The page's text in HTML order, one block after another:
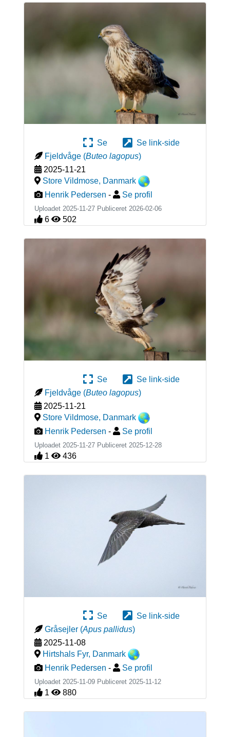
Se
Se link-side
Fjeldvåge (Buteo lagopus)
2025-11-21
Store Vildmose, Danmark
Henrik Pedersen - Se profil
Uploadet 2025-11-27 Publiceret 2026-02-06
6 502
Se
Se link-side
Fjeldvåge (Buteo lagopus)
2025-11-21
Store Vildmose, Danmark
Henrik Pedersen - Se profil
Uploadet 2025-11-27 Publiceret 2025-12-28
1 436
Se
Se link-side
Gråsejler (Apus pallidus)
2025-11-08
Hirtshals Fyr, Danmark
Henrik Pedersen - Se profil
Uploadet 2025-11-09 Publiceret 2025-11-12
1 880